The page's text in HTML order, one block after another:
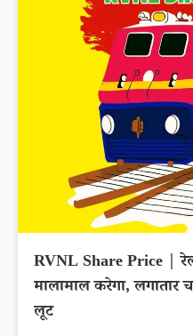
RVNL Share Price |
मालामाल करेगा, लगातार
लूट